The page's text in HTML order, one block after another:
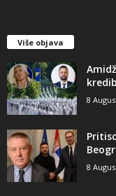
Više objava
8
8